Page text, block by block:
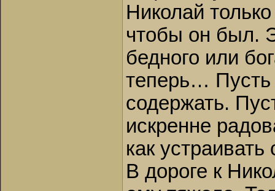
Николай
чтобы он был.
бедного или
теперь… Пусть
содержать.
искренне
как
В дороге к